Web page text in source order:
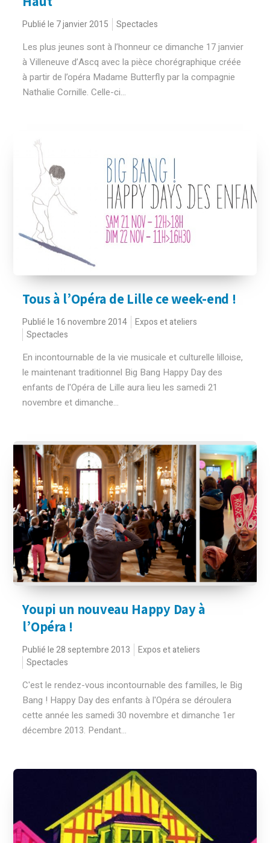
Publié le 7 janvier 2015 Spectacles
Les plus jeunes sont à l’honneur ce dimanche 17 janvier
à Villeneuve d’Ascq avec la pièce chorégraphique créée
à partir de l’opéra Madame Butterfly par la compagnie
Nathalie Cornille. Celle-ci...
Tous à l’Opéra de Lille ce week-end !
Publié le 16 novembre 2014
Expos et ateliers
Spectacles
En incontournable de la vie musicale et culturelle lilloise,
le maintenant traditionnel Big Bang Happy Day des
enfants de l'Opéra de Lille aura lieu les samedi 21
novembre et dimanche...
Youpi un nouveau Happy Day à
l’Opéra !
Publié le 28 septembre 2013
Expos et ateliers
Spectacles
C'est le rendez-vous incontournable des familles, le Big
Bang ! Happy Day des enfants à l'Opéra se déroulera
cette année les samedi 30 novembre et dimanche 1er
décembre 2013. Pendant...